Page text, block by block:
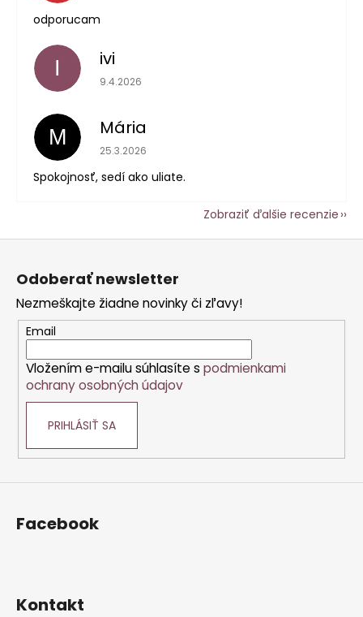
odporucam
I ivi
Hodnotenie obchodu je 5 z 5 hviezdičiek.
9.4.2026
M Mária
Hodnotenie obchodu je 5 z 5 hviezdičiek.
25.3.2026
Spokojnosť, sedí ako uliate.
Zobraziť ďalšie recenzie
Z
Odoberať newsletter
Nezmeškajte žiadne novinky či zľavy!
Email
Vložením e-mailu súhlasíte s podmienkami
ochrany osobných údajov
PRIHLÁSIŤ SA
Facebook
Kontakt